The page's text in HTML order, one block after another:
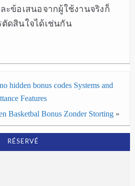
ะข้อเสนอจากผู้ใช้งานจริงก็
ดสินใจได้เช่นกัน
hidden bonus codes Systems and
Features
Basketbal Bonus Zonder Storting »
RÉSERVÉ